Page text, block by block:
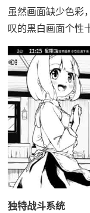
虽然画面缺少色彩
叹的黑白画面个性
独特战斗系统